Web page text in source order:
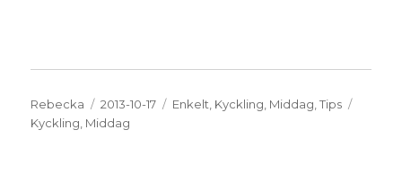
Författare
Rebecka
Publicerat
den
2013-10-17 Kategorier
Enkelt Kyckling Middag ,Tips
Kyckling Middag